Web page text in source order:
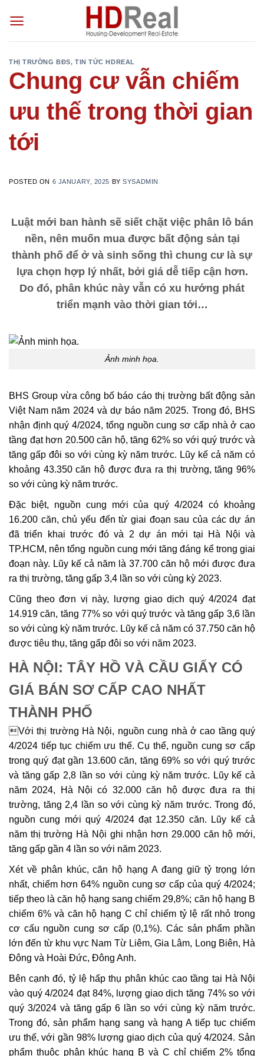
THỊ TRƯỜNG BĐS, TIN TỨC HDREAL
Chung cư vẫn chiếm
ưu thế trong thời gian
tới
POSTED ON 6 JANUARY, 2025 BYSYSADMIN
Luật mới ban hành sẽ siết chặt việc phân lô bán
nền, nên muốn mua được bất động sản tại
thành phố để ở và sinh sống thì chung cư là sự
lựa chọn hợp lý nhất, bởi giá dễ tiếp cận hơn.
Do đó, phân khúc này vẫn có xu hướng phát
triển mạnh vào thời gian tới…
Ảnh minh họa.
BHS Group vừa công bố báo cáo thị trường bất động sản
Việt Nam năm 2024 và dự báo năm 2025. Trong đó, BHS
nhận định quý 4/2024, tổng nguồn cung sơ cấp nhà ở cao
tầng đạt hơn 20.500 căn hộ, tăng 62% so với quý trước và
tăng gấp đôi so với cùng kỳ năm trước. Lũy kế cả năm có
khoảng 43.350 căn hộ được đưa ra thị trường, tăng 96%
so với cùng kỳ năm trước.
Đặc biệt, nguồn cung mới của quý 4/2024 có khoảng
16.200 căn, chủ yếu đến từ giai đoạn sau của các dự án
đã triển khai trước đó và 2 dự án mới tại Hà Nội và
TP.HCM, nên tổng nguồn cung mới tăng đáng kể trong giai
đoạn này. Lũy kế cả năm là 37.700 căn hộ mới được đưa
ra thị trường, tăng gấp 3,4 lần so với cùng kỳ 2023.
Cũng theo đơn vị này, lượng giao dịch quý 4/2024 đạt
14.919 căn, tăng 77% so với quý trước và tăng gấp 3,6 lần
so với cùng kỳ năm trước. Lũy kế cả năm có 37.750 căn hộ
được tiêu thụ, tăng gấp đôi so với năm 2023.
HÀ NỘI: TÂY HỒ VÀ CẦU GIẤY CÓ
GIÁ BÁN SƠ CẤP CAO NHẤT
THÀNH PHỐ
Với thị trường Hà Nội, nguồn cung nhà ở cao tầng quý
4/2024 tiếp tục chiếm ưu thế. Cụ thể, nguồn cung sơ cấp
trong quý đạt gần 13.600 căn, tăng 69% so với quý trước
và tăng gấp 2,8 lần so với cùng kỳ năm trước. Lũy kế cả
năm 2024, Hà Nội có 32.000 căn hộ được đưa ra thị
trường, tăng 2,4 lần so với cùng kỳ năm trước. Trong đó,
nguồn cung mới quý 4/2024 đạt 12.350 căn. Lũy kế cả
năm thị trường Hà Nội ghi nhận hơn 29.000 căn hộ mới,
tăng gấp gần 4 lần so với năm 2023.
Xét về phân khúc, căn hộ hạng A đang giữ tỷ trọng lớn
nhất, chiếm hơn 64% nguồn cung sơ cấp của quý 4/2024;
tiếp theo là căn hộ hạng sang chiếm 29,8%; căn hộ hạng B
chiếm 6% và căn hộ hạng C chỉ chiếm tỷ lệ rất nhỏ trong
cơ cấu nguồn cung sơ cấp (0,1%). Các sản phẩm phần
lớn đến từ khu vực Nam Từ Liêm, Gia Lâm, Long Biên, Hà
Đông và Hoài Đức, Đông Anh.
Bên cạnh đó, tỷ lệ hấp thụ phân khúc cao tầng tại Hà Nội
vào quý 4/2024 đạt 84%, lượng giao dịch tăng 74% so với
quý 3/2024 và tăng gấp 6 lần so với cùng kỳ năm trước.
Trong đó, sản phẩm hạng sang và hạng A tiếp tục chiếm
ưu thế, với gần 98% lượng giao dịch của quý 4/2024. Sản
phẩm thuộc phân khúc hạng B và C chỉ chiếm 2% tổng